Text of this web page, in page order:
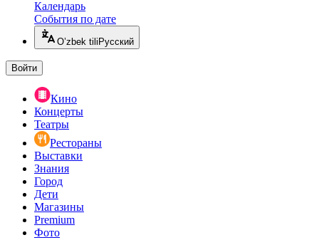
Календарь
События по дате
O’zbek tili Русский
Войти
Кино
Концерты
Театры
Рестораны
Выставки
Знания
Город
Дети
Магазины
Premium
Фото